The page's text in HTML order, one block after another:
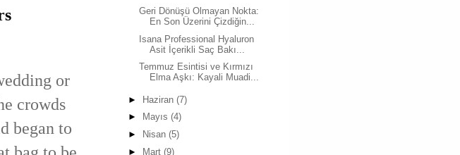
or
crowds
began to
Geri Dönüşü Olmayan Nokta:
En Son Üzerini Çizdiğin...
Isana Professional Hyaluron
Asit İçerikli Saç Bakı...
Temmuz Esintisi ve Kırmızı
Elma Aşkı: Kayali Muadi...
► Haziran (7)
►
Mayıs (4)
►
Nisan (5)
►
Mart (9)